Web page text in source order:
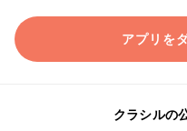
アプリを
クラシルの